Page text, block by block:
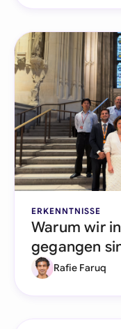
ERKENNTNISSE
Warum wir
gegangen
Rafie Faruq